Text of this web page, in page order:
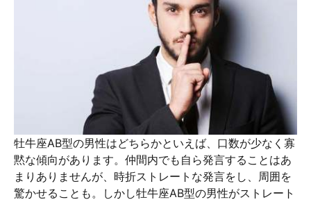
牡牛座AB型の男性はどちらかといえば、口数が少なく寡
黙な傾向があります。仲間内でも自ら発言することはあ
まりありませんが、時折ストレートな発言をし、周囲を
驚かせることも。しかし牡牛座AB型の男性がストレート